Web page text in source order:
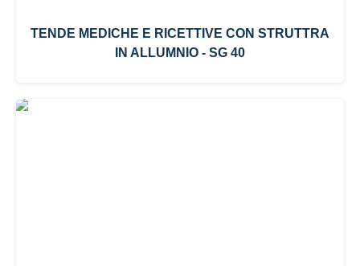
TENDE MEDICHE E RICETTIVE CON STRUTTRA
IN ALLUMNIO - SG 40